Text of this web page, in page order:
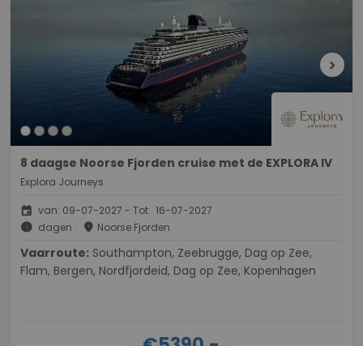
chevron_right
8 daagse Noorse Fjorden cruise met de EXPLORA IV
Explora Journeys
event van: 09-07-2027 - Tot: 16-07-2027
schedule dagen place Noorse Fjorden
Vaarroute:
Flam, Bergen, Nordfjordeid, Dag op Zee, Kopenhagen